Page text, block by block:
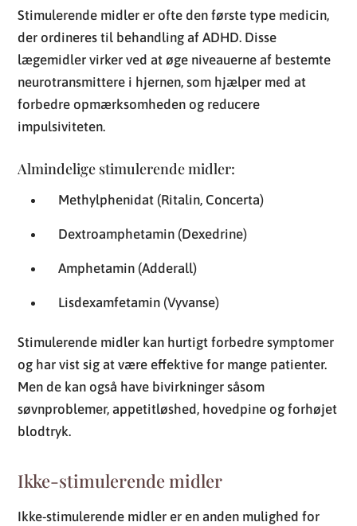
Stimulerende midler er ofte den første type medicin,
der ordineres til behandling af ADHD. Disse
lægemidler virker ved at øge niveauerne af bestemte
neurotransmittere i hjernen, som hjælper med at
forbedre opmærksomheden og reducere
impulsiviteten.
Almindelige stimulerende midler:
Methylphenidat (Ritalin, Concerta)
Dextroamphetamin (Dexedrine)
Amphetamin (Adderall)
Lisdexamfetamin (Vyvanse)
Stimulerende midler kan hurtigt forbedre symptomer
og har vist sig at være effektive for mange patienter.
Men de kan også have bivirkninger såsom
søvnproblemer, appetitløshed, hovedpine og forhøjet
blodtryk.
Ikke-stimulerende midler
Ikke-stimulerende midler er en anden mulighed for